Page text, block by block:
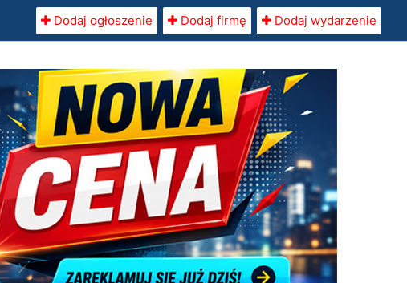
Dodaj ogłoszenie Dodaj firmę Dodaj wydarzenie